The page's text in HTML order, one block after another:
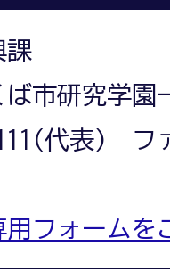
課
市研究学園
代表) フ
フォームを